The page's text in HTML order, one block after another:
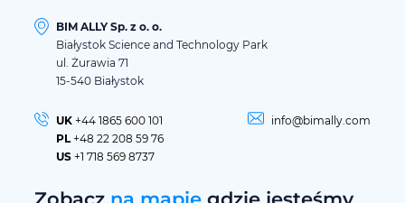
BIM ALLY Sp. z o. o.
Białystok Science and Technology Park
ul. Żurawia 71
15-540 Białystok
UK +44 1865 600 101
PL +48 22 208 59 76
US +1 718 569 8737
info@bimally.com